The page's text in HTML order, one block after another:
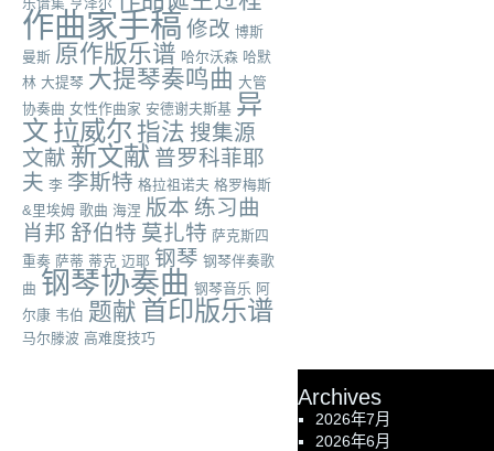
作曲家手稿 修改 博斯
曼斯 原作版乐谱 哈尔沃森 哈默
林 大提琴 大提琴奏鸣曲 大管
协奏曲 女性作曲家 安德谢夫斯基 异
文 拉威尔 指法 搜集源
文献 新文献 普罗科菲耶
夫 李 李斯特 格拉祖诺夫 格罗梅斯
&里埃姆 歌曲 海涅 版本 练习曲
肖邦 舒伯特 莫扎特 萨克斯四
重奏 萨蒂 蒂克 迈耶 钢琴 钢琴伴奏歌
曲 钢琴协奏曲 钢琴音乐 阿
尔康 韦伯 题献 首印版乐谱
马尔滕波 高难度技巧
Archives
2026年7月
2026年6月